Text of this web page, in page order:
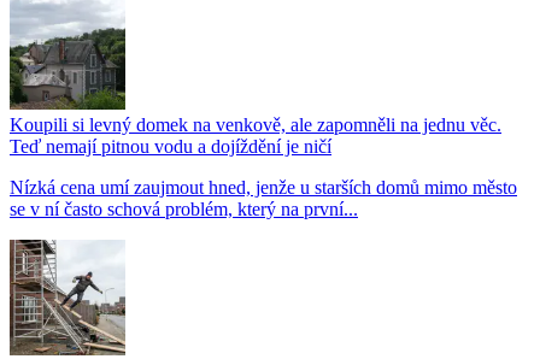
Koupili si levný domek na venkově, ale zapomněli na jednu věc.
Teď nemají pitnou vodu a dojíždění je ničí
Nízká cena umí zaujmout hned, jenže u starších domů mimo město
se v ní často schová problém, který na první...